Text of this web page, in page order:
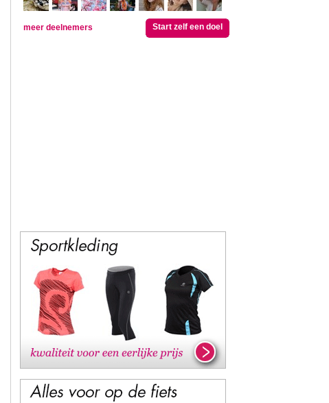
meer deelnemers Start zelf een doel